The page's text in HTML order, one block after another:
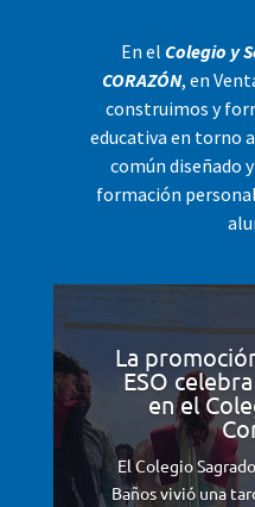
En el Colegio y
CORAZÓN, en
construimos y
educativa en torno
común diseñado
formación
La
ESO
en el
El Colegio
Baños vivió una